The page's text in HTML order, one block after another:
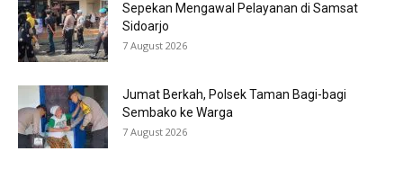
Sepekan Mengawal Pelayanan di Samsat
Sidoarjo
7 August 2026
Jumat Berkah, Polsek Taman Bagi-bagi
Sembako ke Warga
7 August 2026